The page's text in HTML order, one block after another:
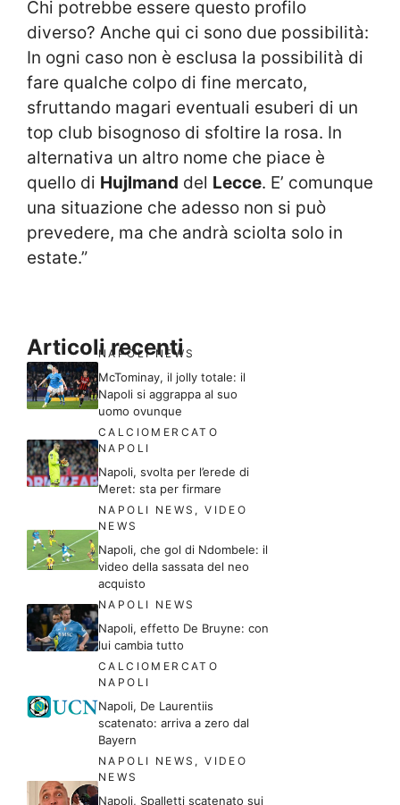
Chi potrebbe essere questo profilo
diverso? Anche qui ci sono due possibilità:
In ogni caso non è esclusa la possibilità di
fare qualche colpo di fine mercato,
sfruttando magari eventuali esuberi di un
top club bisognoso di sfoltire la rosa. In
alternativa un altro nome che piace è
quello di Hujlmand del Lecce. E’ comunque
una situazione che adesso non si può
prevedere, ma che andrà sciolta solo in
estate.”
Articoli recenti
NAPOLI NEWS
McTominay, il jolly totale: il
Napoli si aggrappa al suo
uomo ovunque
CALCIOMERCATO
NAPOLI
Napoli, svolta per l’erede di
Meret: sta per firmare
NAPOLI NEWS ,VIDEO
NEWS
Napoli, che gol di Ndombele: il
video della sassata del neo
acquisto
NAPOLI NEWS
Napoli, effetto De Bruyne: con
lui cambia tutto
CALCIOMERCATO
NAPOLI
Napoli, De Laurentiis
scatenato: arriva a zero dal
Bayern
NAPOLI NEWS ,VIDEO
NEWS
Napoli, Spalletti scatenato sui